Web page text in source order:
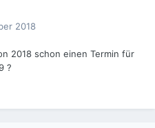
2018
2018 schon einen Termin für
?